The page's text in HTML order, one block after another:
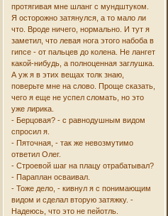
протягивая мне шланг с мундштуком.
Я осторожно затянулся, а то мало ли
что. Вроде ничего, нормально. И тут я
заметил, что левая нога этого набоба в
гипсе - от пальцев до колена. Не лангет
какой-нибудь, а полноценная заглушка.
А уж я в этих вещах толк знаю,
поверьте мне на слово. Проще сказать,
чего я еще не успел сломать, но это
уже лирика.
- Берцовая? - с равнодушным видом
спросил я.
- Пяточная, - так же невозмутимо
ответил Олег.
- Строевой шаг на плацу отрабатывал?
- Параплан осваивал.
- Тоже дело, - кивнул я с понимающим
видом и сделал вторую затяжку. -
Надеюсь, что это не пейотль.